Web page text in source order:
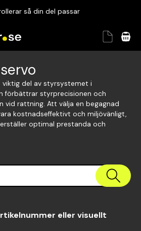
så din del passar
passform
viktig del av styrsystemet i
förbättrar styrprecisionen och
vid rattning. Att välja en begagnad
kostnadseffektivt och miljövänligt,
optimal prestanda och
eller visuellt